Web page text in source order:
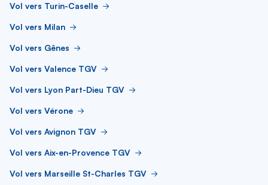
Vol vers Turin-Caselle
Vol vers Milan
Vol vers Gênes
Vol vers Valence TGV
Vol vers Lyon Part-Dieu TGV
Vol vers Vérone
Vol vers Avignon TGV
Vol vers Aix-en-Provence TGV
Vol vers Marseille St-Charles TGV